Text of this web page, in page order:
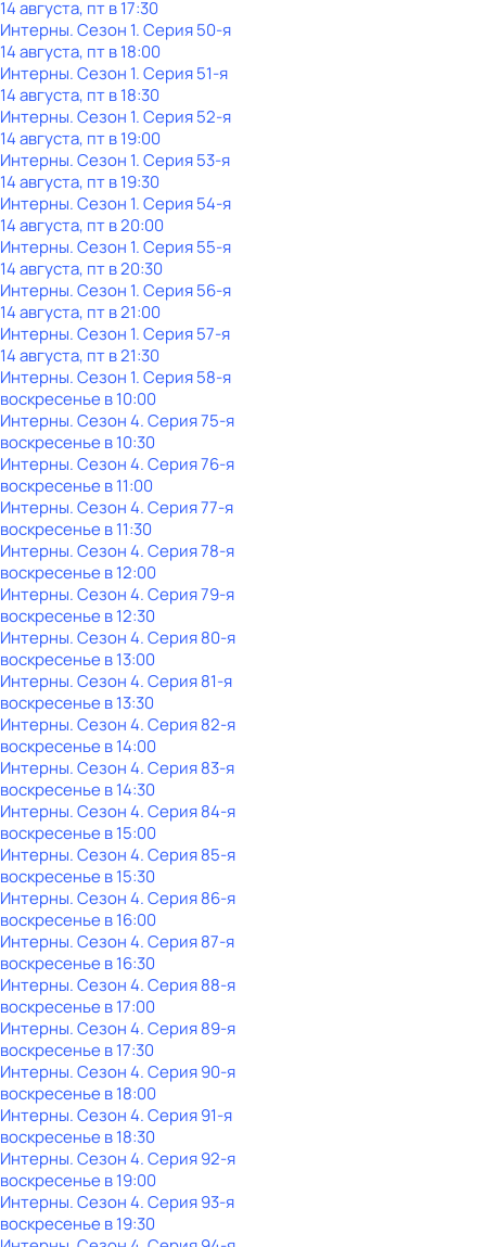
14 августа, пт в 17:30
Интерны. Сезон 1. Серия 50-я
14 августа, пт в 18:00
Интерны. Сезон 1. Серия 51-я
14 августа, пт в 18:30
Интерны. Сезон 1. Серия 52-я
14 августа, пт в 19:00
Интерны. Сезон 1. Серия 53-я
14 августа, пт в 19:30
Интерны. Сезон 1. Серия 54-я
14 августа, пт в 20:00
Интерны. Сезон 1. Серия 55-я
14 августа, пт в 20:30
Интерны. Сезон 1. Серия 56-я
14 августа, пт в 21:00
Интерны. Сезон 1. Серия 57-я
14 августа, пт в 21:30
Интерны. Сезон 1. Серия 58-я
воскресенье в10:00
Интерны. Сезон 4. Серия 75-я
воскресенье в10:30
Интерны. Сезон 4. Серия 76-я
воскресенье в11:00
Интерны. Сезон 4. Серия 77-я
воскресенье в11:30
Интерны. Сезон 4. Серия 78-я
воскресенье в12:00
Интерны. Сезон 4. Серия 79-я
воскресенье в12:30
Интерны. Сезон 4. Серия 80-я
воскресенье в13:00
Интерны. Сезон 4. Серия 81-я
воскресенье в13:30
Интерны. Сезон 4. Серия 82-я
воскресенье в14:00
Интерны. Сезон 4. Серия 83-я
воскресенье в14:30
Интерны. Сезон 4. Серия 84-я
воскресенье в15:00
Интерны. Сезон 4. Серия 85-я
воскресенье в15:30
Интерны. Сезон 4. Серия 86-я
воскресенье в16:00
Интерны. Сезон 4. Серия 87-я
воскресенье в16:30
Интерны. Сезон 4. Серия 88-я
воскресенье в17:00
Интерны. Сезон 4. Серия 89-я
воскресенье в17:30
Интерны. Сезон 4. Серия 90-я
воскресенье в18:00
Интерны. Сезон 4. Серия 91-я
воскресенье в18:30
Интерны. Сезон 4. Серия 92-я
воскресенье в19:00
Интерны. Сезон 4. Серия 93-я
воскресенье в19:30